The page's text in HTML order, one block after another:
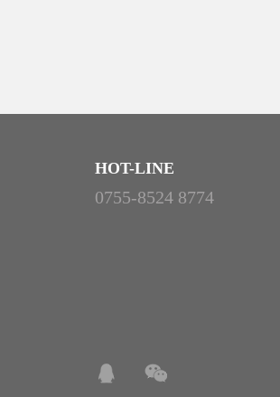
HOT-LINE
0755-8524 8774